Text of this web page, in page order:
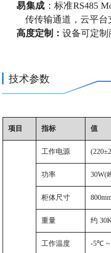
易集成 ：标准RS485
传传输通道，云平台
高度定制：设备可定制
技术参数
项目 指标 值
工作电源
功率 30W(
柜体尺寸
重量 约
工作温度 -5℃ ~